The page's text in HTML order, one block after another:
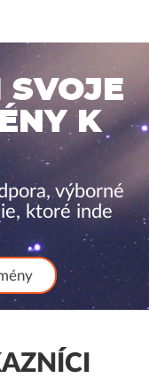
SVOJE
K
výborné
ktoré inde